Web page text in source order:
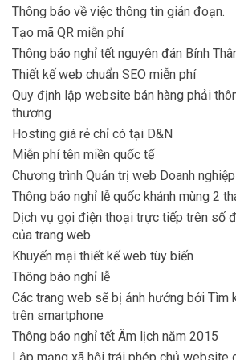
Thông báo về việc thông tin gián đoạn.
Tạo mã QR miễn phí
Thông báo nghỉ tết nguyên đán Bính
Thiết kế web chuẩn SEO miễn phí
Quy định lập website bán hàng phải
thương
Hosting giá rẻ chỉ có tại D&N
Miễn phí tên miền quốc tế
Chương trình Quản trị web Doanh nghiệp
Thông báo nghỉ lễ quốc khánh mùng 2
Dịch vụ gọi điện thoại trực tiếp trên số
của trang web
Khuyến mại thiết kế web tùy biến
Thông báo nghỉ lễ
Các trang web sẽ bị ảnh hưởng bởi Tìm
trên smartphone
Thông báo nghỉ tết Âm lịch năm 2015